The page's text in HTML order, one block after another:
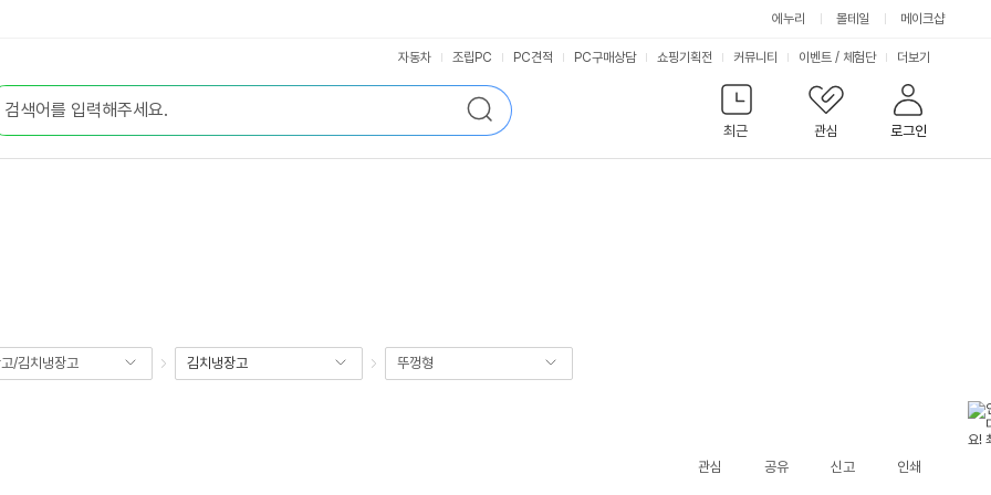
에누리 몰테일 메이크샵
검
색
최근
관심 로그인
자동차 조립PC PC견적 PC구매상담 쇼핑기획전 커뮤니티 이벤트 / 체험단 서
비
스
더보기
/김치냉장고 김치냉장고 뚜껑형
관심 공유 신고 인쇄